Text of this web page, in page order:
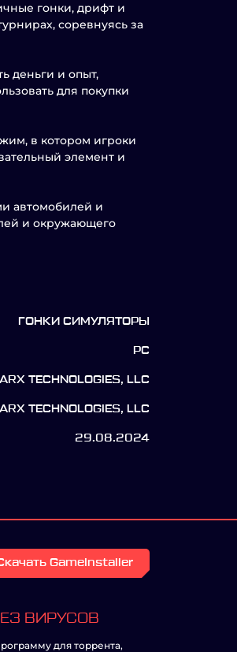
гонки, дрифт и
соревнуясь за
деньги и опыт,
для покупки
в котором игроки
элемент и
автомобилей и
и окружающего
ГОНКИ СИМУЛЯТОРЫ
PC
TECHNOLOGIES, LLC
TECHNOLOGIES, LLC
29.08.2024
GameInstaller
ВИРУСОВ
для торрента,